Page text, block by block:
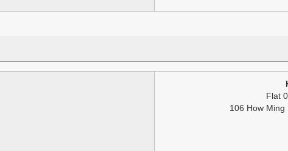
Flat
106 How Ming